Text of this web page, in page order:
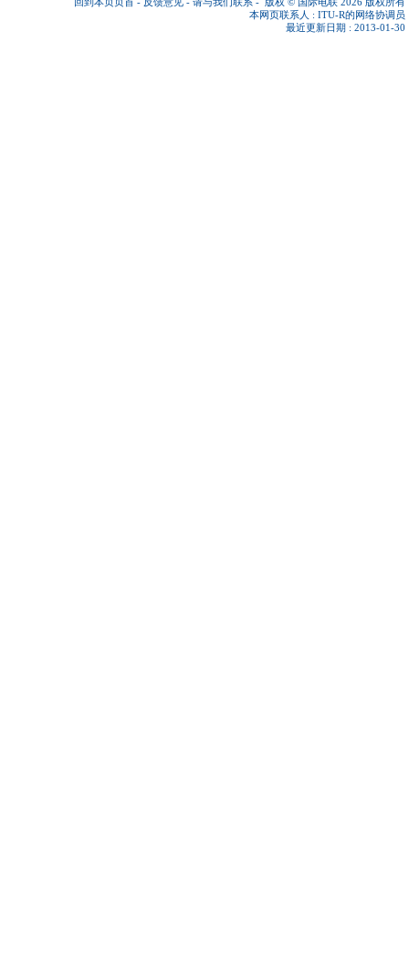
回到本页页首 - 反馈意见 - 请与我们联系 - 版权 © 国际电联 2026 版权所有
本网页联系人 : ITU-R的网络协调员
最近更新日期 : 2013-01-30